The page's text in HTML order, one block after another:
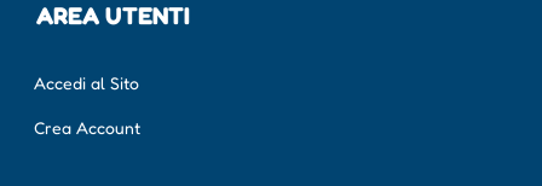
AREA UTENTI
Accedi al Sito
Crea Account